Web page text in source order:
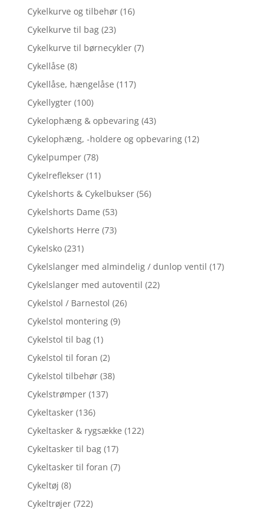
Cykelkurve og tilbehør (16)
Cykelkurve til bag (23)
Cykelkurve til børnecykler (7)
Cykellåse (8)
Cykellåse, hængelåse (117)
Cykellygter (100)
Cykelophæng & opbevaring (43)
Cykelophæng, -holdere og opbevaring (12)
Cykelpumper (78)
Cykelreflekser (11)
Cykelshorts & Cykelbukser (56)
Cykelshorts Dame (53)
Cykelshorts Herre (73)
Cykelsko (231)
Cykelslanger med almindelig / dunlop ventil (17)
Cykelslanger med autoventil (22)
Cykelstol / Barnestol (26)
Cykelstol montering (9)
Cykelstol til bag (1)
Cykelstol til foran (2)
Cykelstol tilbehør (38)
Cykelstrømper (137)
Cykeltasker (136)
Cykeltasker & rygsække (122)
Cykeltasker til bag (17)
Cykeltasker til foran (7)
Cykeltøj (8)
Cykeltrøjer (722)